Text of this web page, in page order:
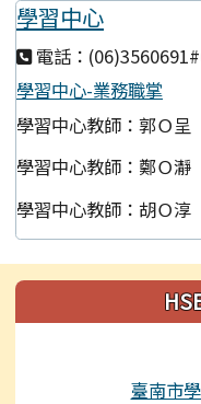
學習中心
電話：
學習中心-業務職掌
學習中心教師：郭Ｏ呈
學習中心教師：鄭Ｏ瀞
學習中心教師：胡Ｏ淳
左邊區域內容
臺南市